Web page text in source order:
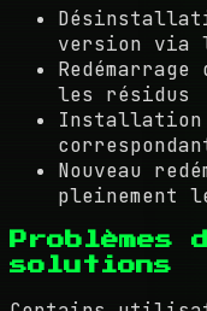
version via
les résidus
Installation
Nouveau
pleinement
Problèmes
solutions